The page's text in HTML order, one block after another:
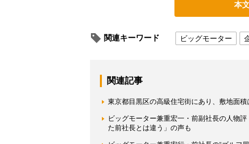
本
関連キーワード ビッグモーター
関連記事
東京都目黒区の高級住宅街にあり、敷地面
ビッグモーター兼重宏一・前副社長の人物
た前社長とは違う」の声も